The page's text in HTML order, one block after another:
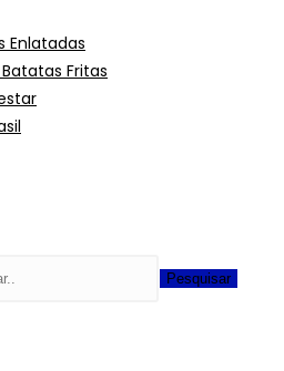
Enlatadas
Fritas